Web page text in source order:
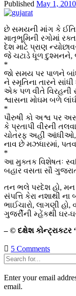
Published May 1, 2010
છે સમયની માંગ કે
માતૃભૂમિની રગોમાં
દેશ માટે પ્રાણ
જે ચટાડે ધૂળ દુશ્મનને,
*
જો સમય પર પાળને
ને સ્મૃતિના તારને
એક પળ વીતે વિરહની
શ્વાસના મોઘમ બળે
*
પૌરુષી કો અશ્વ પર
કે પ્રતાપી વીરની
ચોતરફ અહીં આંધીઓ,
નાવ છે મઝધારમાં,
*
આ મુક્તક વિશેષતઃ
બહાર વસતા સૌ
તન ભલે પરદેશ હો,
સંપત્તિ કેરા નશાથી
ભાઈચારો, લાગણી
ગુજર્રીની મ્હેંકથી
– © દક્ષેશ કોન્ટ્રાકટર
5 Comments
Sidebar
Search
Enter your email
email.